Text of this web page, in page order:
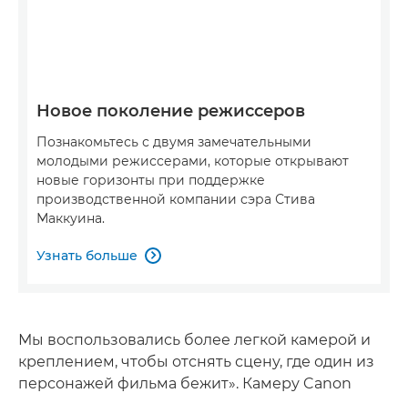
Новое поколение режиссеров
Познакомьтесь с двумя замечательными
молодыми режиссерами, которые открывают
новые горизонты при поддержке
производственной компании сэра Стива
Маккуина.
Узнать больше 
Мы воспользовались более легкой камерой и
креплением, чтобы отснять сцену, где один из
персонажей фильма бежит». Камеру Canon